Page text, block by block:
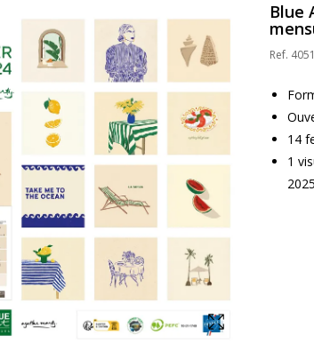
Afficher en
Blue
Ref.
14
1
2025